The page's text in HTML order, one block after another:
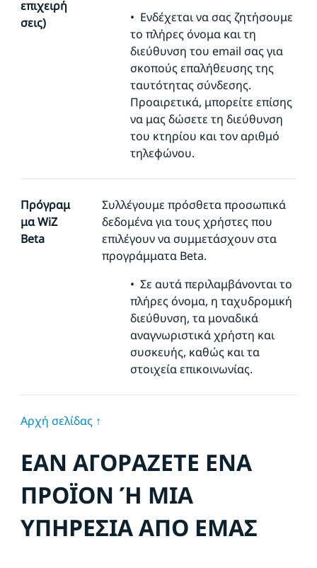
επιχειρή
σεις)
• Ενδέχεται να σας ζητήσουμε
το πλήρες όνομα και τη
διεύθυνση του email σας για
σκοπούς επαλήθευσης της
ταυτότητας σύνδεσης.
Προαιρετικά, μπορείτε επίσης
να μας δώσετε τη διεύθυνση
του κτηρίου και τον αριθμό
τηλεφώνου.
Πρόγραμ
μα WiZ
Beta
Συλλέγουμε πρόσθετα προσωπικά
δεδομένα για τους χρήστες που
επιλέγουν να συμμετάσχουν στα
προγράμματα Beta.
• Σε αυτά περιλαμβάνονται το
πλήρες όνομα, η ταχυδρομική
διεύθυνση, τα μοναδικά
αναγνωριστικά χρήστη και
συσκευής, καθώς και τα
στοιχεία επικοινωνίας.
Αρχή σελίδας ↑
ΕΑΝ ΑΓΟΡΑΖΕΤΕ ΕΝΑ
ΠΡΟΪΟΝ Ή ΜΙΑ
ΥΠΗΡΕΣΙΑ ΑΠΟ ΕΜΑΣ